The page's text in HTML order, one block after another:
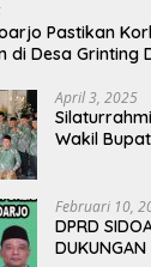
Pastikan
di Desa Grinting
April 3, 2025
Wakil
Februari 10,
DPRD
DUKUNGAN